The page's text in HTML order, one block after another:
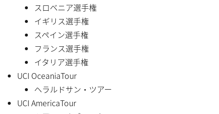
スロベニア選手権
イギリス選手権
スペイン選手権
フランス選手権
イタリア選手権
UCI OceaniaTour
ヘラルドサン・ツアー
UCI AmericaTour